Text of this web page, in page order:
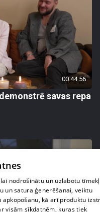
00:44:56
savas repa
nodrošinātu un uzlabotu
un satura ģenerēšanai, veiktu
kā arī produktu
visām sīkdatnēm, kuras tiek